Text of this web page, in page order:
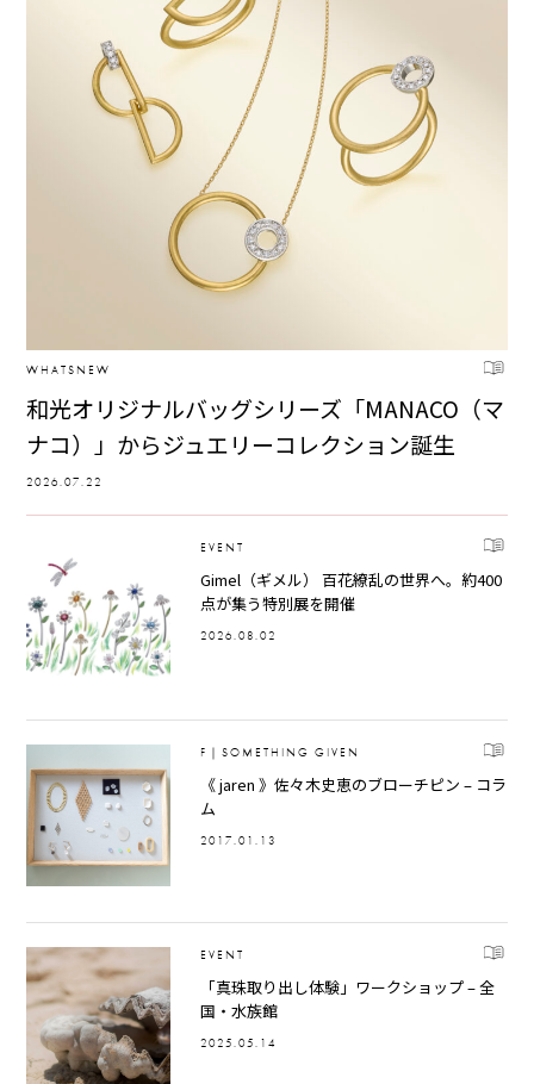
WHATSNEW
和光オリジナルバッグシリーズ「MANACO（マ
ナコ）」からジュエリーコレクション誕生
2026.07.22
EVENT
Gimel（ギメル） 百花繚乱の世界へ。約400
点が集う特別展を開催
2026.08.02
F｜SOMETHING GIVEN
《 jaren 》佐々木史恵のブローチピン – コラ
ム
2017.01.13
EVENT
「真珠取り出し体験」ワークショップ – 全
国・水族館
2025.05.14